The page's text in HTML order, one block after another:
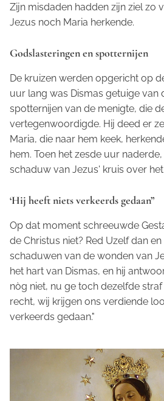
Zijn misdaden hadden zijn ziel zo
Jezus noch Maria herkende.
Godslasteringen en spotternijen
De kruizen werden opgericht op
uur lang was Dismas getuige van
spotternijen van de menigte, die
vertegenwoordigde. Hij deed er
Maria, die naar hem keek,
hem. Toen het zesde uur
schaduw van Jezus' kruis over
‘Hij heeft niets verkeerds gedaan”
Op dat moment schreeuwde
de Christus niet? Red Uzelf dan
schaduwen van de wonden van
het hart van Dismas, en hij
nòg niet, nu ge toch dezelfde
recht, wij krijgen ons verdiende
verkeerds gedaan."